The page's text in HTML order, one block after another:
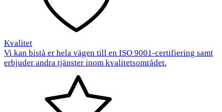
Kvalitet
Vi kan bistå er hela vägen till en ISO 9001-certifiering samt
erbjuder andra tjänster inom kvalitetsområdet.